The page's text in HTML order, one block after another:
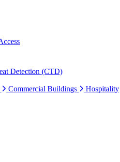
Detection (CTD)
Commercial Buildings Hospitality